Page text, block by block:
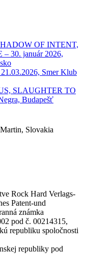
OF INTENT,
30. január 2026,
Smer Klub
SLAUGHTER TO
Budapešť
Slovakia
Rock Hard Verlags-
Patent-und
známka
pod č. 00214315,
republiku spoločnosti
republiky pod